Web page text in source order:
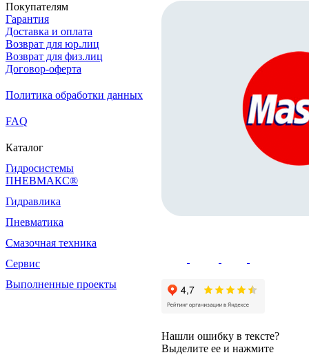
Покупателям
Гарантия
Доставка и оплата
Возврат для юр.лиц
Возврат для физ.лиц
Договор-оферта
Политика обработки данных
FAQ
Каталог
Гидросистемы
ПНЕВМАКС®
Гидравлика
Пневматика
Смазочная техника
Сервис
Выполненные проекты
Нашли ошибку в тексте?
Выделите ее и нажмите